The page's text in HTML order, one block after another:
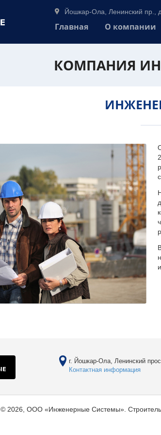
Йошкар-Ола, Ленинский пр.,
Главная О компании
КОМПАНИЯ
г. Йошкар-Ола, Ленинский
Контактная информация
© 2026, ООО «Инженерные Системы».